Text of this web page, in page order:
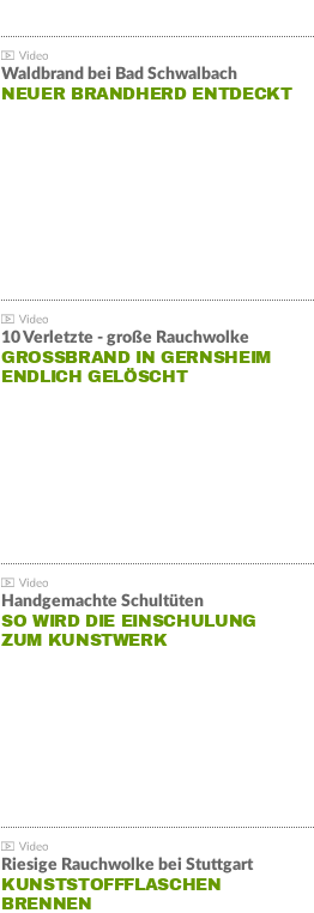
Waldbrand bei Bad Schwalbach
NEUER BRANDHERD ENTDECKT
10 Verletzte - große Rauchwolke
GROSSBRAND IN GERNSHEIM E
NDLICH GELÖSCHT
Handgemachte Schultüten
SO WIRD DIE EINSCHULUNG
ZUM KUNSTWERK
Riesige Rauchwolke bei Stuttgart
KUNSTSTOFFFLASCHEN
BRENNEN